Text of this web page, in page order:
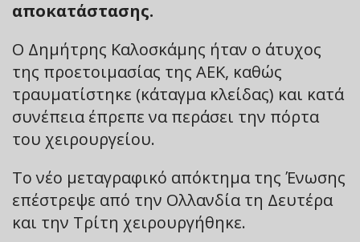
αποκατάστασης.
Ο Δημήτρης Καλοσκάμης ήταν ο άτυχος
της προετοιμασίας της ΑΕΚ, καθώς
τραυματίστηκε (κάταγμα κλείδας) και κατά
συνέπεια έπρεπε να περάσει την πόρτα
του χειρουργείου.
Το νέο μεταγραφικό απόκτημα της Ένωσης
επέστρεψε από την Ολλανδία τη Δευτέρα
και την Τρίτη χειρουργήθηκε.